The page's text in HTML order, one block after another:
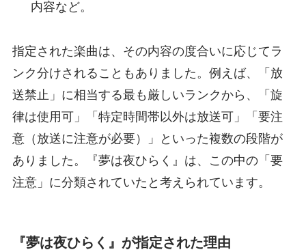
内容など。
指定された楽曲は、その内容の度合いに応じてラ
ンク分けされることもありました。例えば、「放
送禁止」に相当する最も厳しいランクから、「旋
律は使用可」「特定時間帯以外は放送可」「要注
意（放送に注意が必要）」といった複数の段階が
ありました。『夢は夜ひらく』は、この中の「要
注意」に分類されていたと考えられています。
『夢は夜ひらく』が指定された理由